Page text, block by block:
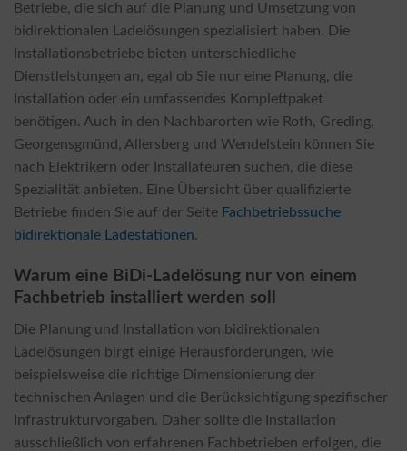
Betriebe, die sich auf die Planung und Umsetzung von
bidirektionalen Ladelösungen spezialisiert haben. Die
Installationsbetriebe bieten unterschiedliche
Dienstleistungen an, egal ob Sie nur eine Planung, die
Installation oder ein umfassendes Komplettpaket
benötigen. Auch in den Nachbarorten wie Roth, Greding,
Georgensgmünd, Allersberg und Wendelstein können Sie
nach Elektrikern oder Installateuren suchen, die diese
Spezialität anbieten. Eine Übersicht über qualifizierte
Betriebe finden Sie auf der Seite Fachbetriebssuche
bidirektionale Ladestationen.
Warum eine BiDi-Ladelösung nur von einem
Fachbetrieb installiert werden soll
Die Planung und Installation von bidirektionalen
Ladelösungen birgt einige Herausforderungen, wie
beispielsweise die richtige Dimensionierung der
technischen Anlagen und die Berücksichtigung spezifischer
Infrastrukturvorgaben. Daher sollte die Installation
ausschließlich von erfahrenen Fachbetrieben erfolgen, die